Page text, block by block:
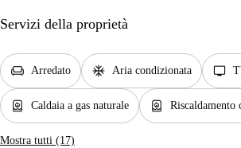
Servizi della proprietà
chair Arredato ac_unit Aria condizionata tv
water_heater Caldaia a gas naturale water_heater Riscaldamento
Mostra tutti (17)